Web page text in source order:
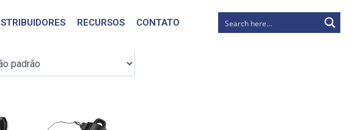
RECURSOS CONTATO